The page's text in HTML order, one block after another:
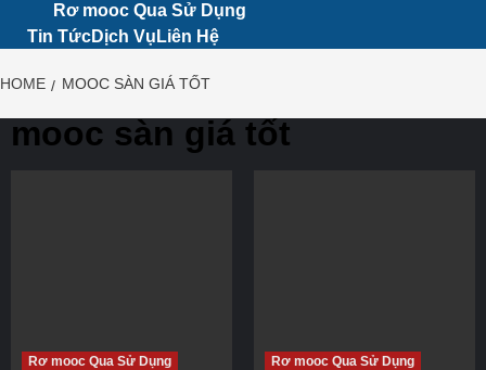
Rơ mooc Qua Sử Dụng
Tin TứcDịch Vụ Liên Hệ
HOME MOOC SÀN GIÁ TỐT
mooc sàn giá tốt
Rơ mooc Qua Sử Dụng
Rơ mooc Qua Sử Dụng